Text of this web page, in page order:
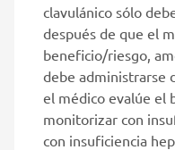
clavulánico sólo
después de que el
beneficio/riesgo,
debe administrarse
el médico evalúe el
monitorizar con
con insuficiencia